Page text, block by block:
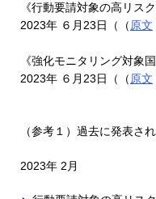
《行動要請対象の高リス
2023年 ６月23日（（ 原文
《強化モニタリング対象国
2023年 ６月23日（（ 原文
（参考１）過去に発表さ
2023年 2月